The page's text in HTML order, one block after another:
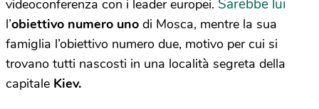
videoconferenza con i leader europei. Sarebbe lui
l’obiettivo numero uno di Mosca, mentre la sua
famiglia l’obiettivo numero due, motivo per cui si
trovano tutti nascosti in una località segreta della
capitale Kiev.